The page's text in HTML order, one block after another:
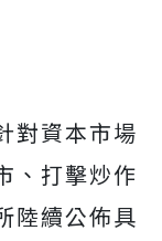
對資本市場
、打擊炒作
陸續公佈具